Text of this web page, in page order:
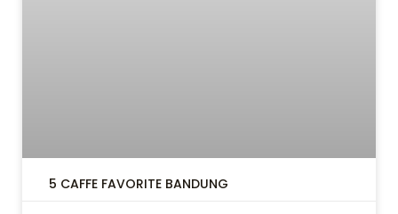
5 CAFFE FAVORITE BANDUNG